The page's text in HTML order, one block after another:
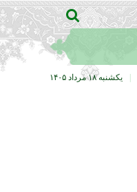
يکشنبه ۱۸ مرداد ۱۴۰۵